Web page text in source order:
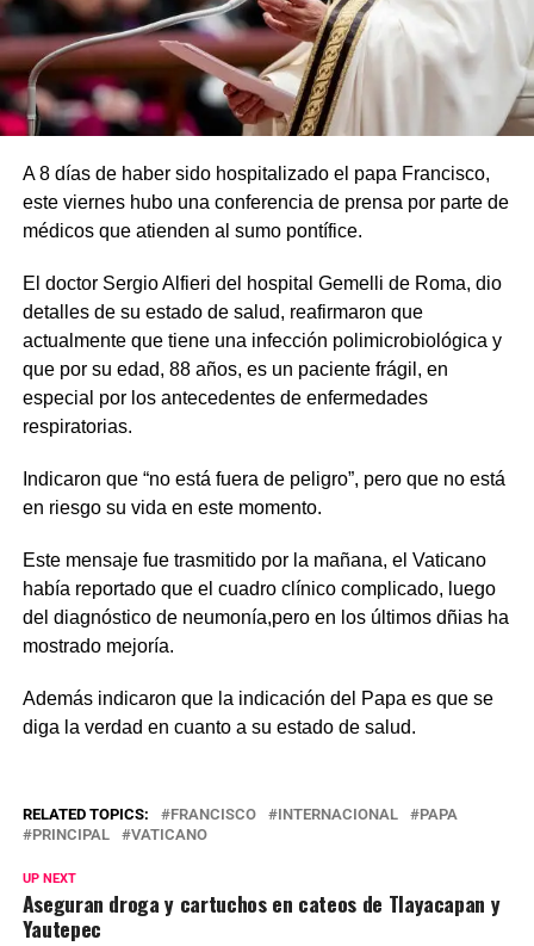
A 8 días de haber sido hospitalizado el papa Francisco,
este viernes hubo una conferencia de prensa por parte de
médicos que atienden al sumo pontífice.
El doctor Sergio Alfieri del hospital Gemelli de Roma, dio
detalles de su estado de salud, reafirmaron que
actualmente que tiene una infección polimicrobiológica y
que por su edad, 88 años, es un paciente frágil, en
especial por los antecedentes de enfermedades
respiratorias.
Indicaron que “no está fuera de peligro”, pero que no está
en riesgo su vida en este momento.
Este mensaje fue trasmitido por la mañana, el Vaticano
había reportado que el cuadro clínico complicado, luego
del diagnóstico de neumonía,pero en los últimos dñias ha
mostrado mejoría.
Además indicaron que la indicación del Papa es que se
diga la verdad en cuanto a su estado de salud.
RELATED TOPICS: FRANCISCO INTERNACIONAL
PAPA
PRINCIPAL
VATICANO
UP NEXT
Aseguran droga y cartuchos en cateos de Tlayacapan y
Yautepec